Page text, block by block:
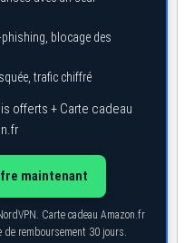
blocage des
trafic chiffré
offerts + Carte cadeau
maintenant
Carte cadeau Amazon.fr
remboursement 30 jours.